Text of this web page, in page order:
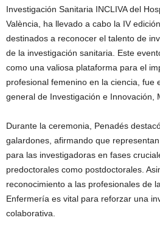
Investigación Sanitaria INCLIVA del
València, ha llevado a cabo la IV
destinados a reconocer el talento de
de la investigación sanitaria. Este
como una valiosa plataforma para el
profesional femenino en la ciencia, fue
general de Investigación e Innovación,
Durante la ceremonia, Penadés
galardones, afirmando que
para las investigadoras en fases
predoctorales como postdoctorales.
reconocimiento a las profesionales de
Enfermería es vital para reforzar una
colaborativa.